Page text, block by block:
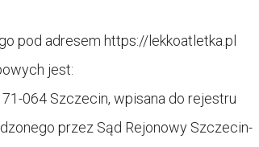
pod adresem https:// lekkoatletka.pl
jest:
064 Szczecin, wpisana do rejestru
przez Sąd Rejonowy Szczecin-